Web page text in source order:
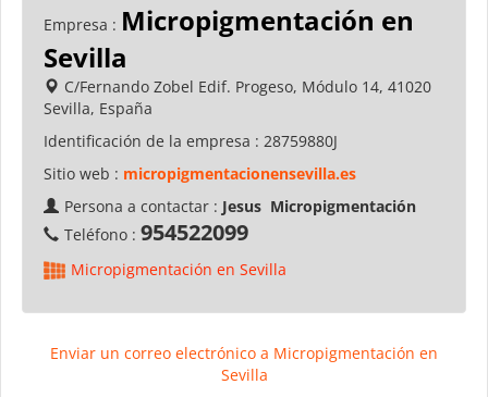
Empresa : Micropigmentación en
Sevilla
C/Fernando Zobel Edif. Progeso, Módulo 14, 41020
Sevilla, España
Identificación de la empresa : 28759880J
Sitio web : micropigmentacionensevilla.es
Persona a contactar : Jesus Micropigmentación
Teléfono : 954522099
Micropigmentación en Sevilla
Enviar un correo electrónico a Micropigmentación en
Sevilla